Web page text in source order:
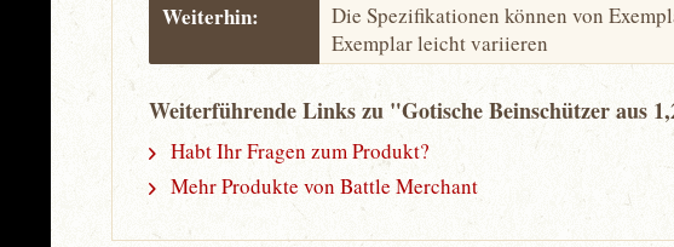
Weiterhin:
Die Spezifikationen können von
Exemplar leicht variieren
Weiterführende Links zu "Gotische Beinschützer aus
Habt Ihr Fragen zum Produkt?
Mehr Produkte von Battle Merchant